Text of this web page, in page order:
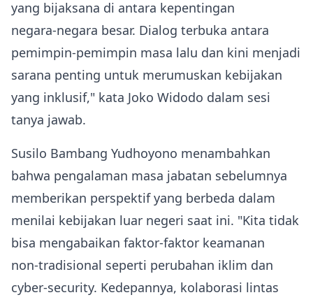
yang bijaksana di antara kepentingan
negara‑negara besar. Dialog terbuka antara
pemimpin‑pemimpin masa lalu dan kini menjadi
sarana penting untuk merumuskan kebijakan
yang inklusif," kata Joko Widodo dalam sesi
tanya jawab.
Susilo Bambang Yudhoyono menambahkan
bahwa pengalaman masa jabatan sebelumnya
memberikan perspektif yang berbeda dalam
menilai kebijakan luar negeri saat ini. "Kita tidak
bisa mengabaikan faktor-faktor keamanan
non‑tradisional seperti perubahan iklim dan
cyber‑security. Kedepannya, kolaborasi lintas